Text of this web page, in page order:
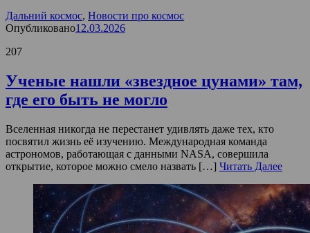
Дальний космос, Новости про космос
Опубликовано12.03.2026
207
Ученые нашли «звездное цунами» там,
где его быть не могло
Вселенная никогда не перестанет удивлять даже тех, кто
посвятил жизнь её изучению. Международная команда
астрономов, работающая с данными NASA, совершила
открытие, которое можно смело назвать […] Читать Далее